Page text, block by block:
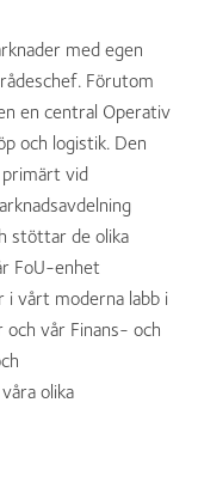
med egen
Förutom
en central Operativ
och logistik. Den
vid
stöttar de olika
FoU-enhet
i vårt moderna labb i
vår Finans- och
olika